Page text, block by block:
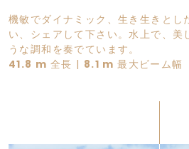
機敏でダイナミック、生き生きと
い、シェアして下さい。水上で、美
うな調和を奏でています。
41.8 m 全長 | 8.1 m最大ビーム幅